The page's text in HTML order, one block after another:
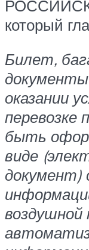
который
Билет,
оказании
перевозке
быть
виде
документ)
воздушной